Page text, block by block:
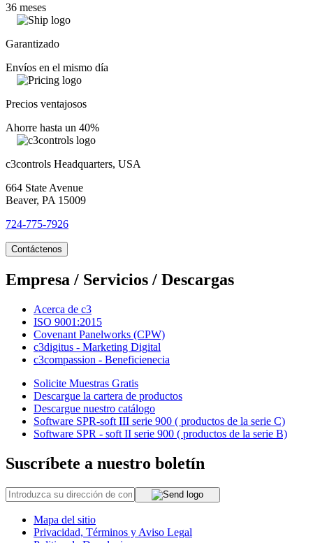
36 meses
Garantizado
Envíos en el mismo día
Precios ventajosos
Ahorre hasta un 40%
c3controls Headquarters, USA
664 State Avenue
Beaver, PA 15009
724-775-7926
Contáctenos
Empresa / Servicios / Descargas
Acerca de c3
ISO 9001:2015
Covenant Panelworks (CPW)
c3digitus - Marketing Digital
c3compassion - Beneficienecia
Solicite Muestras Gratis
Descargue la cartera de productos
Descargue nuestro catálogo
Software SPR-soft III serie 900 ( productos de la serie C)
Software SPR - soft II serie 900 ( productos de la serie B)
Suscríbete a nuestro boletín
Mapa del sitio
Privacidad, Términos y Aviso Legal